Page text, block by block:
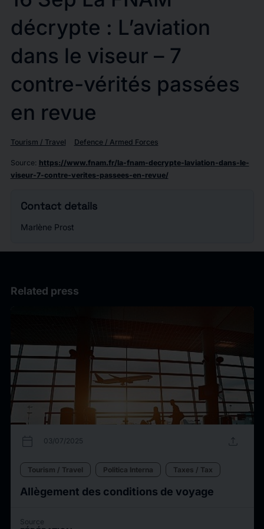
décrypte : L’aviation
dans le viseur – 7
contre-vérités passées
en revue
Tourism / Travel Defence / Armed Forces
Source: https://www.fnam.fr/la-fnam-decrypte-laviation-dans-le-
viseur-7-contre-verites-passees-en-revue/
Contact details
Marlène Prost
Related press
calendar_today 03/07/2025 upload
Tourism / Travel Politica Interna Taxes / Tax
Allègement des conditions de voyage
Source